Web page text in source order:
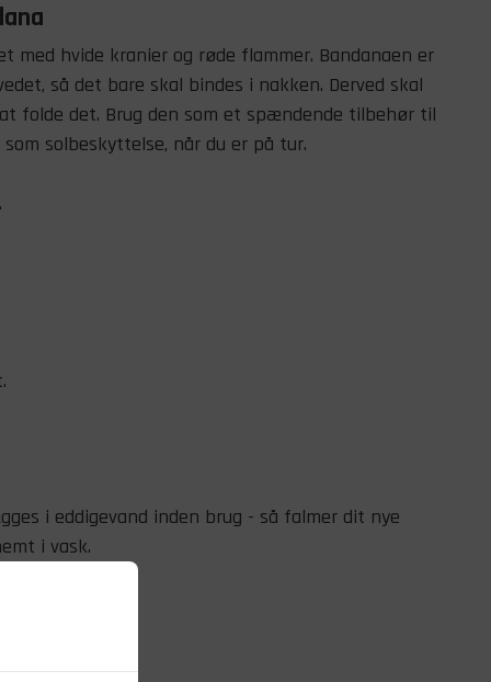
med hvide kranier og røde flammer. Bandanaen er
så det bare skal bindes i nakken. Derved skal
folde det. Brug den som et spændende tilbehør til
solbeskyttelse, når du er på tur.
i eddigevand inden brug - så falmer dit nye
i vask.